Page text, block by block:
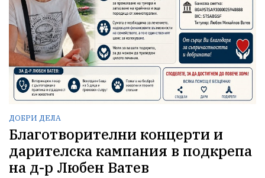
ДОБРИ ДЕЛА
Благотворителни концерти и
дарителска кампания в подкрепа
на д-р Любен Ватев